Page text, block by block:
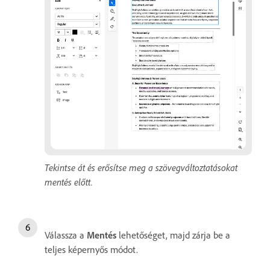
Tekintse át és erősítse meg a szövegváltoztatásokat
mentés előtt.
Válassza a Mentés lehetőséget, majd zárja be a
teljes képernyős módot.